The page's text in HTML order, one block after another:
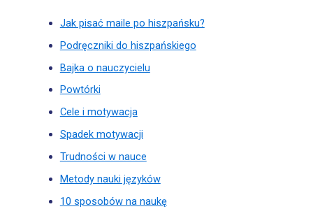
Jak pisać maile po hiszpańsku?
Podręczniki do hiszpańskiego
Bajka o nauczycielu
Powtórki
Cele i motywacja
Spadek motywacji
Trudności w nauce
Metody nauki języków
10 sposobów na naukę